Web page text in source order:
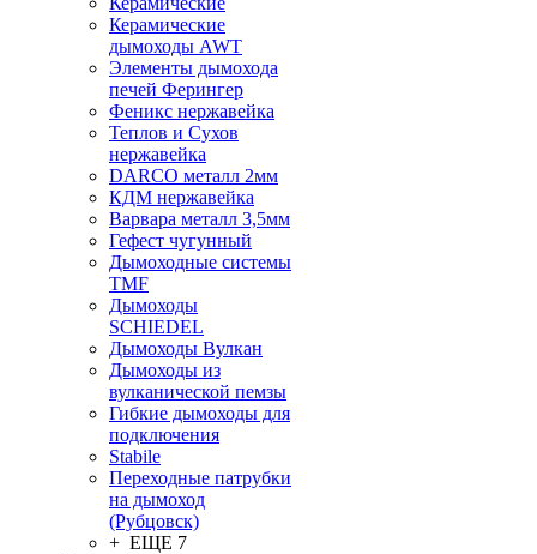
Керамические
дымоходы AWT
Элементы дымохода
печей Ферингер
Феникс нержавейка
Теплов и Сухов
нержавейка
DARCO металл 2мм
КДМ нержавейка
Варвара металл 3,5мм
Гефест чугунный
Дымоходные системы
TMF
Дымоходы
SCHIEDEL
Дымоходы Вулкан
Дымоходы из
вулканической пемзы
Гибкие дымоходы для
подключения
Stabile
Переходные патрубки
на дымоход
(Рубцовск)
+ ЕЩЕ 7